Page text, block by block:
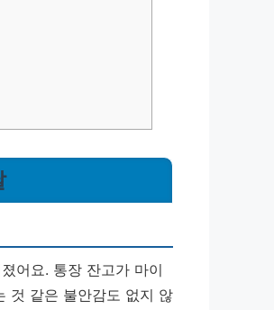
어요. 통장 잔고가 마이
것 같은 불안감도 없지 않